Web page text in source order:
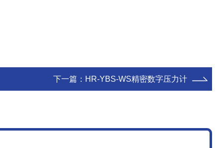
下一篇： HR-YBS-WS精密数字压力计